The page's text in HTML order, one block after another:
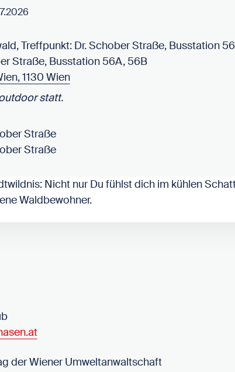
Treffpunkt: Dr. Schober Straße, Busstation
Straße, Busstation 56A, 56B
1130 Wien
statt.
Straße
Straße
Nicht nur Du fühlst dich im kühlen
Waldbewohner.
der Wiener Umweltanwaltschaft